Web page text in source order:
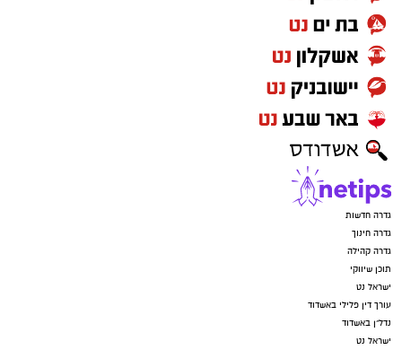
גדרה חדשות
גדרה חינוך
גדרה קהילה
תוכן שיווקי
ישראל נט
עורך דין פלילי באשדוד
נדל"ן באשדוד
ישראל נט